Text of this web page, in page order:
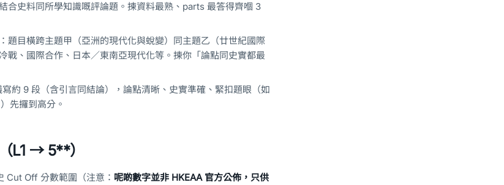
合史料同所學知識嘅評論題。揀資料最熟、parts 最答得齊嗰 3
：題目橫跨主題甲（亞洲的現代化與蛻變）同主題乙（廿世紀國際
戰、國際合作、日本／東南亞現代化等。揀你「論點同史實都最
約 9 段（含引言同結論），論點清晰、史實準確、緊扣題眼（如
先攞到高分。
L1 → 5**）
Cut Off 分數範圍（注意： 呢啲數字並非 HKEAA 官方公佈，只供